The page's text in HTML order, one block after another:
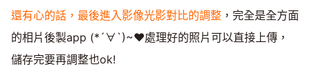
還有心的話，最後進入影像光影對比的調整 ，完全是全方面
的相片後製app (*´∀`)~♥處理好的照片可以直接上傳，
儲存完要再調整也ok!